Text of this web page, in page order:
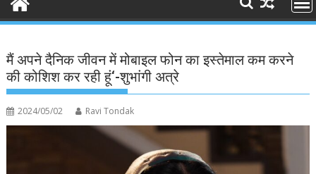
मैं अपने दैनिक जीवन में मोबाइल फोन का इस्तेमाल कम करने
की कोशिश कर रही हूं‘-शुभांगी अत्रे
2024/05/02 Ravi Tondak